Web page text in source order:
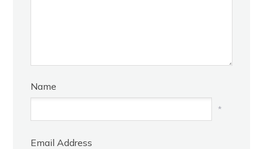
Name
*
Email Address